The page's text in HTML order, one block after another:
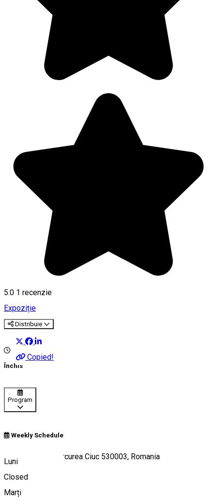
5.0 1 recenzie
Expoziție
Distribuie
Copied!
Închis
Program
Weekly Schedule
Luni
Closed
Marți
Piața Cetății, Miercurea Ciuc 530003, Romania
Hartă